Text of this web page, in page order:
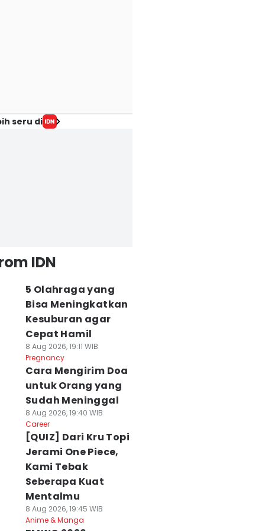
seru di
IDN
5 Olahraga yang
Bisa Meningkatkan
Kesuburan agar
Cepat Hamil
8 Aug 2026, 19:11 WIB
Pregnancy
Cara Mengirim Doa
untuk Orang yang
Sudah Meninggal
8 Aug 2026, 19:40 WIB
Career
[QUIZ] Dari Kru Topi
Jerami One Piece,
Kami Tebak
Seberapa Kuat
Mentalmu
8 Aug 2026, 19:45 WIB
Anime & Manga